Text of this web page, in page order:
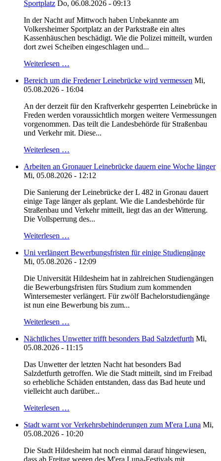
Sportplatz Do, 06.08.2026 - 09:13
In der Nacht auf Mittwoch haben Unbekannte am
Volkersheimer Sportplatz an der Parkstraße ein altes
Kassenhäuschen beschädigt. Wie die Polizei mitteilt, wurden
dort zwei Scheiben eingeschlagen und...
Weiterlesen …
Bereich um die Fredener Leinebrücke wird vermessen Mi,
05.08.2026 - 16:04
An der derzeit für den Kraftverkehr gesperrten Leinebrücke in
Freden werden voraussichtlich morgen weitere Vermessungen
vorgenommen. Das teilt die Landesbehörde für Straßenbau
und Verkehr mit. Diese...
Weiterlesen …
Arbeiten an Gronauer Leinebrücke dauern eine Woche länger
Mi, 05.08.2026 - 12:12
Die Sanierung der Leinebrücke der L 482 in Gronau dauert
einige Tage länger als geplant. Wie die Landesbehörde für
Straßenbau und Verkehr mitteilt, liegt das an der Witterung.
Die Vollsperrung des...
Weiterlesen …
Uni verlängert Bewerbungsfristen für einige Studiengänge
Mi, 05.08.2026 - 12:09
Die Universität Hildesheim hat in zahlreichen Studiengängen
die Bewerbungsfristen fürs Studium zum kommenden
Wintersemester verlängert. Für zwölf Bachelorstudiengänge
ist nun eine Bewerbung bis zum...
Weiterlesen …
Nächtliches Unwetter trifft besonders Bad Salzdetfurth Mi,
05.08.2026 - 11:15
Das Unwetter der letzten Nacht hat besonders Bad
Salzdetfurth getroffen. Wie die Stadt mitteilt, sind im Freibad
so erhebliche Schäden entstanden, dass das Bad heute und
vielleicht auch darüber...
Weiterlesen …
Stadt warnt vor Verkehrsbehinderungen zum M'era Luna Mi,
05.08.2026 - 10:20
Die Stadt Hildesheim hat noch einmal darauf hingewiesen,